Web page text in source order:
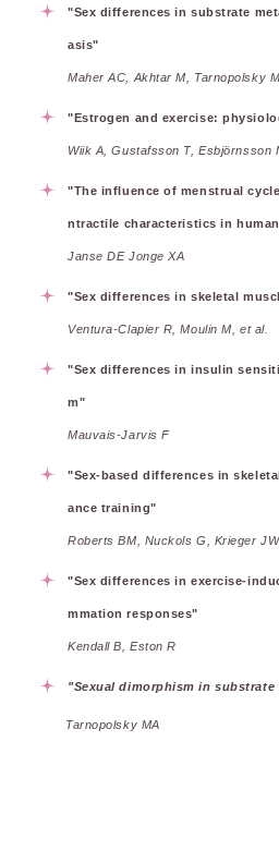
"Sex differences in substrate
asis"
Maher AC, Akhtar M, Tarnopolsky
"Estrogen and exercise:
Wiik A, Gustafsson T, Esbjörnsson
"The influence of menstrual
ntractile characteristics in
Janse DE Jonge XA
"Sex differences in skeletal
Ventura-Clapier R, Moulin M, et al.
"Sex differences in insulin
m"
Mauvais-Jarvis F
"Sex-based differences in
ance training"
Roberts BM, Nuckols G, Krieger JW
"Sex differences in exercise-
mmation responses"
Kendall B, Eston R
"Sexual dimorphism in
Tarnopolsky MA